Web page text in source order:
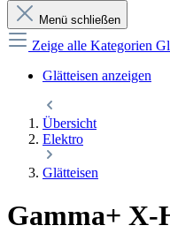
Menü schließen
Zeige alle Kategorien
Glätteisen anzeigen
Übersicht
Elektro
Glätteisen
Gamma+ X-